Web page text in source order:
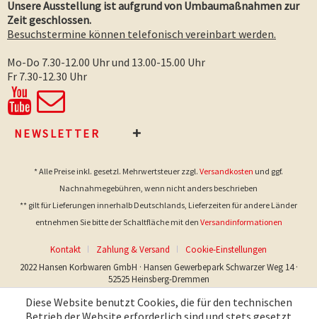
Unsere Ausstellung ist aufgrund von Umbaumaßnahmen zur
Zeit geschlossen.
Besuchstermine können telefonisch vereinbart werden.
Mo-Do 7.30-12.00 Uhr und 13.00-15.00 Uhr
Fr 7.30-12.30 Uhr
NEWSLETTER
* Alle Preise inkl. gesetzl. Mehrwertsteuer zzgl. Versandkosten und ggf.
Nachnahmegebühren, wenn nicht anders beschrieben
** gilt für Lieferungen innerhalb Deutschlands, Lieferzeiten für andere Länder
entnehmen Sie bitte der Schaltfläche mit den Versandinformationen
Kontakt Zahlung & Versand
Cookie-Einstellungen
2022 Hansen Korbwaren GmbH · Hansen Gewerbepark Schwarzer Weg 14 ·
52525 Heinsberg-Dremmen
Diese Website benutzt Cookies, die für den technischen
Betrieb der Website erforderlich sind und stets gesetzt